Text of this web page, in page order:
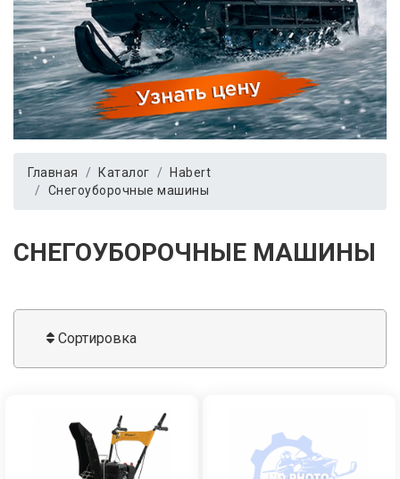
Главная Каталог
Habert
Снегоуборочные машины
СНЕГОУБОРОЧНЫЕ МАШИНЫ
Сортировка